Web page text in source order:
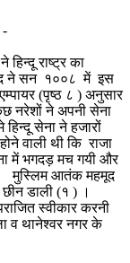
-
राष्ट्र का
ने सन १००८ में इस
(पृष्ठ ८ ) अनुसार
नरेशों ने अपनी सेना
सेना ने हजारों
वाली थी कि राजा
में भगदड़ मच गयी और
मुस्लिम आतंक महमूद
डाली (१ ) ।
स्वीकार करनी
व थानेश्वर नगर के